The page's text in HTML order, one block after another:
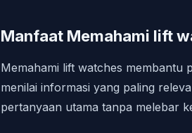
Manfaat Memahami lift
Memahami lift watches membantu
menilai informasi yang paling
pertanyaan utama tanpa melebar